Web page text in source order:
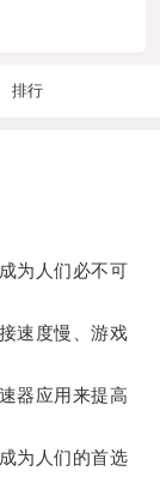
排行
为人们必不可
速度慢、游戏
器应用来提高
为人们的首选